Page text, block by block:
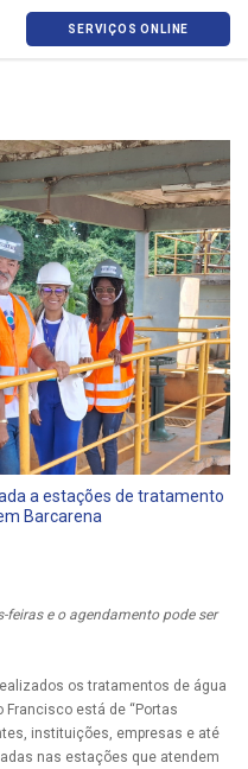
SERVIÇOS ONLINE
a estações de tratamento
Barcarena
e o agendamento pode ser
os tratamentos de água
Francisco está de “Portas
instituições, empresas e até
nas estações que atendem